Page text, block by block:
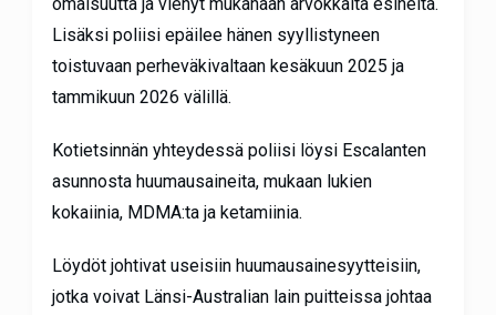
Lisäksi poliisi epäilee hänen syyllistyneen
toistuvaan perheväkivaltaan kesäkuun 2025 ja
tammikuun 2026 välillä.
Kotietsinnän yhteydessä poliisi löysi Escalanten
asunnosta huumausaineita, mukaan lukien
kokaiinia, MDMA:ta ja ketamiinia.
Löydöt johtivat useisiin huumausainesyytteisiin,
jotka voivat Länsi-Australian lain puitteissa johtaa